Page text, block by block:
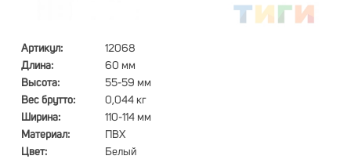
Артикул:
12068
Длина:
60 мм
Высота:
55-59 мм
Вес брутто:
0,044 кг
Ширина:
110-114 мм
Материал:
ПВХ
Цвет:
Белый